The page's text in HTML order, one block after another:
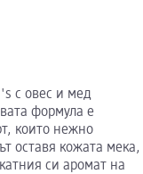
с овес и мед
формула е
които нежно
оставя кожата мека,
си аромат на